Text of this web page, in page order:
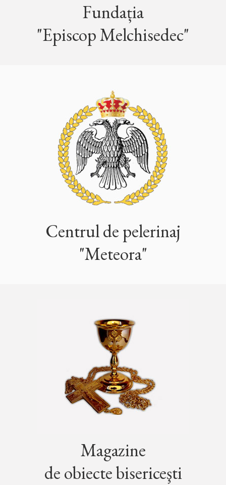
Fundația
"Episcop Melchisedec"
Centrul de pelerinaj
"Meteora"
Magazine
de obiecte bisericeşti